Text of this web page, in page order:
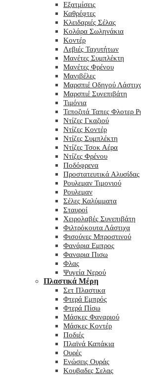
Εξατμίσεις
Καθρέφτες
Κλειδαριές Σέλας
Κολάρα Σωληνάκια
Κοντέρ
Λεβιές Ταχυτήτων
Μανέτες Συμπλέκτη
Μανέτες Φρένου
Μανιβέλες
Μαρσπιέ Οδηγού
Μαρσπιέ Συνεπιβάτη
Τιμόνια
Τεποζιτά Ταπες Φλοτερ
Ντίζες Γκαζιού
Ντίζες Κοντέρ
Ντίζες Συμπλέκτη
Ντίζες Τσοκ Αέρα
Ντίζες Φρένου
Ποδόφρενα
Προστατευτικά Αλυσίδας
Ρουλεμαν Τιμονιού
Ρουλεμαν
Σέλες Καλύμματα
Σταυροί
Χειρολαβές Συνεπιβάτη
Φιλτρόκουτα Λάστιχα
Φισούνες Μπροστινού
Φανάρια Εμπρος
Φαναρια Πισω
Φλας
Ψυγεία Νερού
Πλαστικά Μέρη
Σετ Πλαστικα
Φτερά Εμπρός
Φτερά Πίσω
Μάσκες Φαναριού
Μάσκες Κοντέρ
Ποδιές
Πλαϊνά Καπάκια
Ουρές
Ενώσεις Ουράς
Κουβαδες Σελας